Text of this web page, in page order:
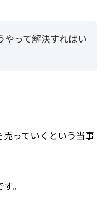
やって解決すればい
っていくという当事
。